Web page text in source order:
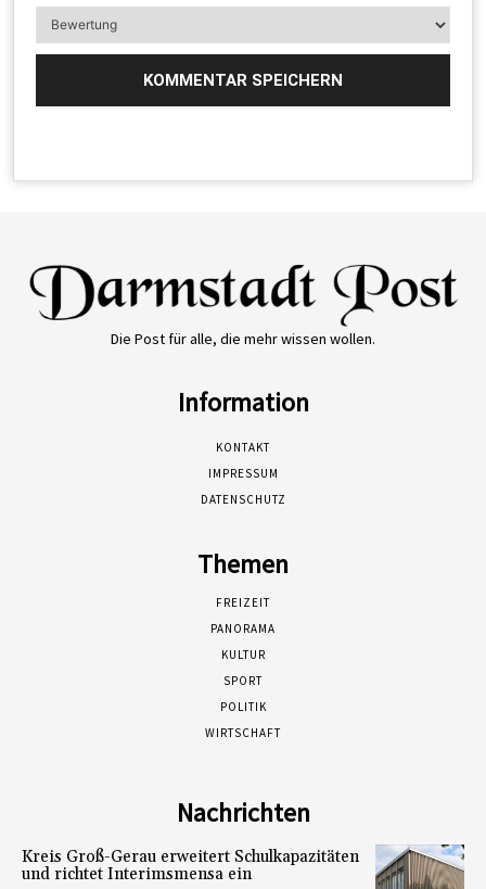
Die Post für alle, die mehr wissen wollen.
Information
KONTAKT
IMPRESSUM
DATENSCHUTZ
Themen
FREIZEIT
PANORAMA
KULTUR
SPORT
POLITIK
WIRTSCHAFT
Nachrichten
Kreis Groß-Gerau erweitert Schulkapazitäten
und richtet Interimsmensa ein